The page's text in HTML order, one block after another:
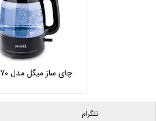
چای ساز میگل مدل GTS 070
تلگرام